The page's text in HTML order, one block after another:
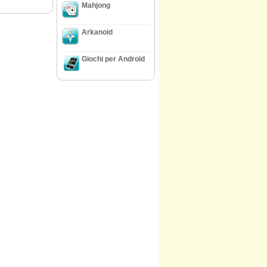
Mahjong
Arkanoid
Giochi per Android